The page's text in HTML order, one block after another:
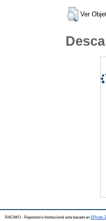
Ver
RACIMO - Repositorio Institucional está basado en EPrints 3